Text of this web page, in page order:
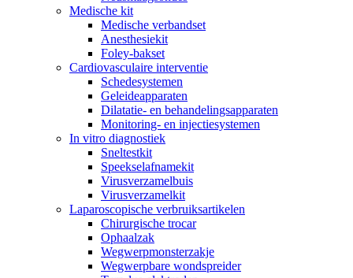
Medische kit
Medische verbandset
Anesthesiekit
Foley-bakset
Cardiovasculaire interventie
Schedesystemen
Geleideapparaten
Dilatatie- en behandelingsapparaten
Monitoring- en injectiesystemen
In vitro diagnostiek
Sneltestkit
Speekselafnamekit
Virusverzamelbuis
Virusverzamelkit
Laparoscopische verbruiksartikelen
Chirurgische trocar
Ophaalzak
Wegwerpmonsterzakje
Wegwerpbare wondspreider